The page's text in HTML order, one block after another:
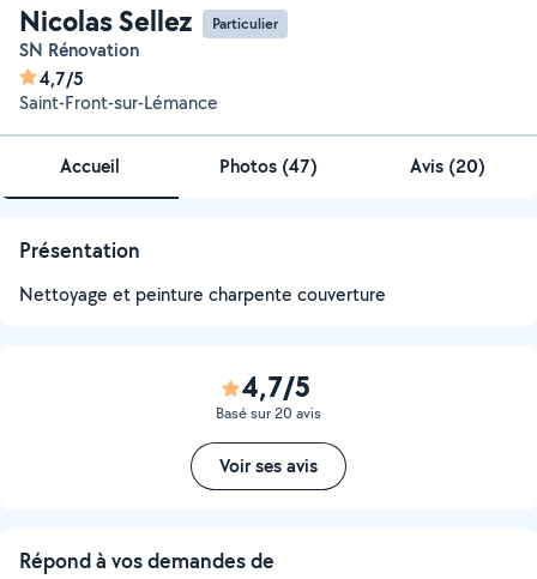
Nicolas Sellez Particulier
SN Rénovation
4,7/5
Saint-Front-sur-Lémance
Accueil Photos (47) Avis (20)
Présentation
Nettoyage et peinture charpente couverture
4,7/5
Basé sur 20 avis
Voir ses avis
Répond à vos demandes de